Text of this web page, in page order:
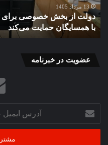
تولید
و
توسعه
تجارت
همسایگان
13 مرداد 1405
دولت از بخش خصوصی برای
با همسایگان حمایت می‌کند
عضویت در خبرنامه
ایمیل
خود